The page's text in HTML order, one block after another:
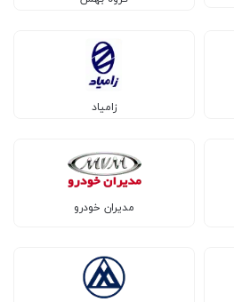
زامیاد
مدیران خودرو